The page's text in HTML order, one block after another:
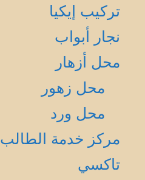
تركيب إيكيا
نجار أبواب
محل أزهار
محل زهور
محل ورد
مركز خدمة الطالب
تاكسي